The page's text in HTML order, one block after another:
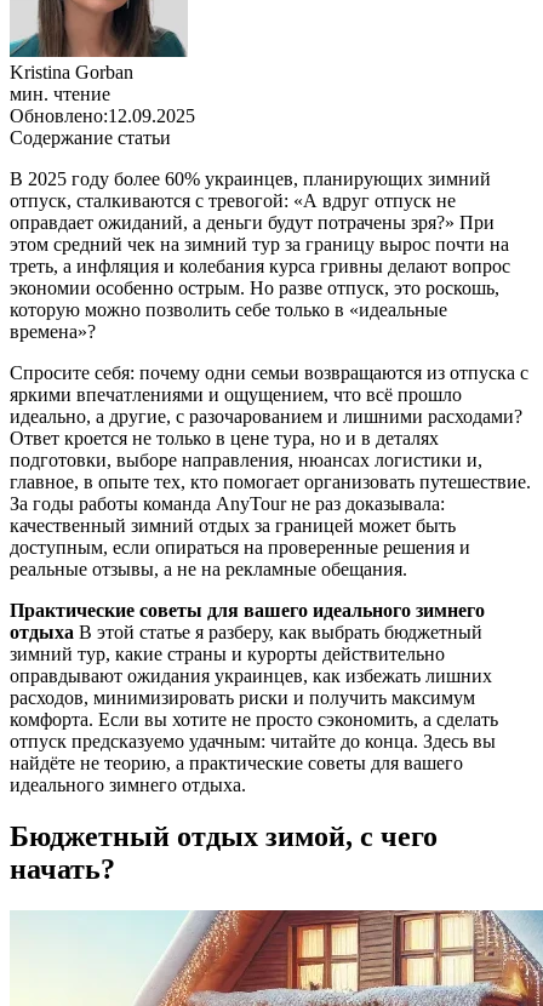
Kristina Gorban
мин. чтение
Обновлено:12.09.2025
Содержание статьи
В 2025 году более 60% украинцев, планирующих зимний
отпуск, сталкиваются с тревогой: «А вдруг отпуск не
оправдает ожиданий, а деньги будут потрачены зря?» При
этом средний чек на зимний тур за границу вырос почти на
треть, а инфляция и колебания курса гривны делают вопрос
экономии особенно острым. Но разве отпуск, это роскошь,
которую можно позволить себе только в «идеальные
времена»?
Спросите себя: почему одни семьи возвращаются из отпуска с
яркими впечатлениями и ощущением, что всё прошло
идеально, а другие, с разочарованием и лишними расходами?
Ответ кроется не только в цене тура, но и в деталях
подготовки, выборе направления, нюансах логистики и,
главное, в опыте тех, кто помогает организовать путешествие.
За годы работы команда AnyTour не раз доказывала:
качественный зимний отдых за границей может быть
доступным, если опираться на проверенные решения и
реальные отзывы, а не на рекламные обещания.
Практические советы для вашего идеального зимнего
отдыха В этой статье я разберу, как выбрать бюджетный
зимний тур, какие страны и курорты действительно
оправдывают ожидания украинцев, как избежать лишних
расходов, минимизировать риски и получить максимум
комфорта. Если вы хотите не просто сэкономить, а сделать
отпуск предсказуемо удачным: читайте до конца. Здесь вы
найдёте не теорию, а практические советы для вашего
идеального зимнего отдыха.
Бюджетный отдых зимой, с чего
начать?